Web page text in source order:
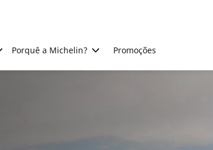
Porquê a Michelin? Promoções